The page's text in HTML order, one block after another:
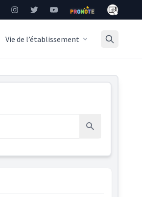
InstagramTwitterYouTubePronote Mon
Vie de l’établissement
Rechercher